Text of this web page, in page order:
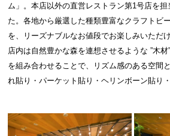
ム」。本店以外の直営レストラン第1号店を
た。各地から厳選した種類豊富なクラフトビ
を、リーズナブルなお値段でお楽しみいただけ
店内は自然豊かな森を連想させるような ”木
を組み合わせることで、リズム感のある空間
れ貼り・パーケット貼り・ヘリンボーン貼り・